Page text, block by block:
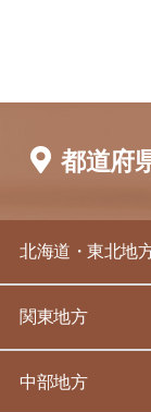
都道府
北海道・東北地
関東地方
中部地方